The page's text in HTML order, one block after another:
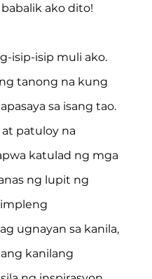
ako dito!
isip-isip muli ako.
tanong na kung
sa isang tao.
patuloy na
katulad ng mga
ng lupit ng
ugnayan sa kanila,
kanilang